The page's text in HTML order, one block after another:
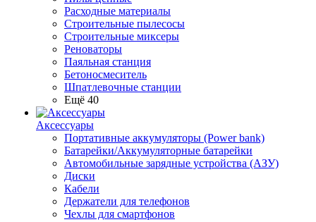
Расходные материалы
Строительные пылесосы
Строительные миксеры
Реноваторы
Паяльная станция
Бетоносмеситель
Шпатлевочные станции
Ещё 40
Аксессуары
Портативные аккумуляторы (Power bank)
Батарейки/Аккумуляторные батарейки
Автомобильные зарядные устройства (АЗУ)
Диски
Кабели
Держатели для телефонов
Чехлы для смартфонов